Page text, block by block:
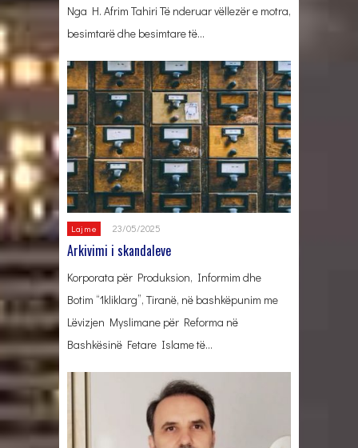
Nga H. Afrim Tahiri Të nderuar vëllezër e motra,
besimtarë dhe besimtare të…
Lajme 23/05/2025
Arkivimi i skandaleve
Korporata për Produksion, Informim dhe
Botim “1kliklarg”, Tiranë, në bashkëpunim me
Lëvizjen Myslimane për Reforma në
Bashkësinë Fetare Islame të…